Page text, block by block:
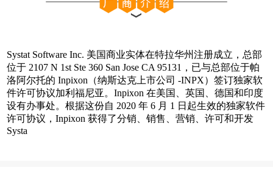
Systat Software Inc. 美国商业实体在特拉华州注册成立，总部
位于 2107 N 1st Ste 360​​ San Jose CA 95131，已与总部位于帕
洛阿尔托的 Inpixon（纳斯达克上市公司 -INPX）签订独家软
件许可协议加利福尼亚。Inpixon 在美国、英国、德国和印度
设有办事处。根据这份自 2020 年 6 月 1 日起生效的独家软件
许可协议，Inpixon 获得了分销、销售、营销、许可和开发
Systa